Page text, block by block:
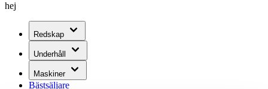
hej
Redskap
Underhåll
Maskiner
Bästsäljare